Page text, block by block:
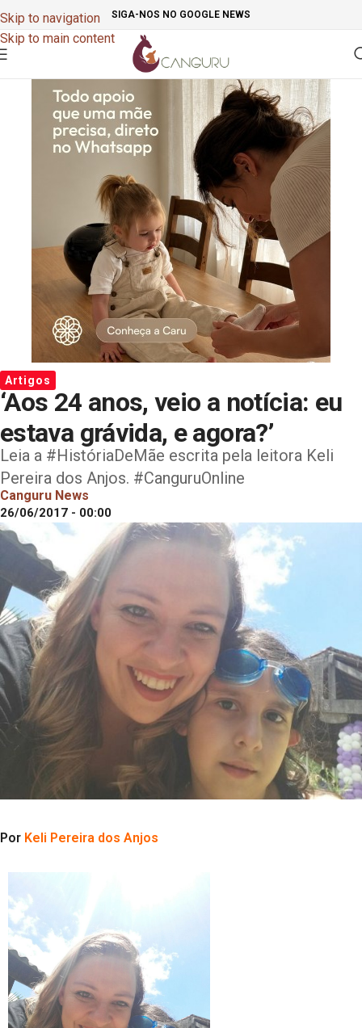
Skip to navigation
Skip to main content
SIGA-NOS NO GOOGLE NEWS
Artigos
‘Aos 24 anos, veio a notícia: eu
estava grávida, e agora?’
Leia a #HistóriaDeMãe escrita pela leitora Keli
Pereira dos Anjos. #CanguruOnline
Canguru News
26/06/2017 - 00:00
Por Keli Pereira dos Anjos